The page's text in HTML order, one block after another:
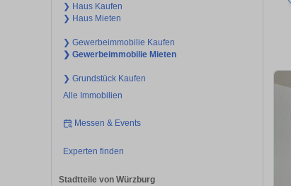
❯ Haus Kaufen
❯ Haus Mieten
❯ Gewerbeimmobilie Kaufen
❯ Gewerbeimmobilie Mieten
❯ Grundstück Kaufen
Alle Immobilien
Messen & Events
Experten finden
Stadtteile von Würzburg